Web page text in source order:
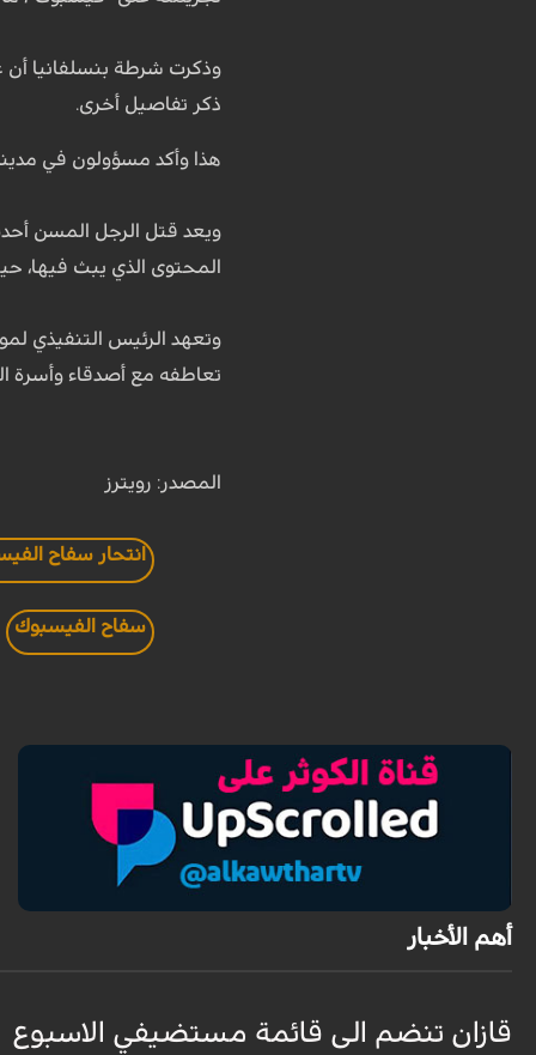
وذكرت شرطة بنسلفانيا أن
ذكر تفاصيل أخرى.
هذا وأكد مسؤولون في
ويعد قتل الرجل المسن
المحتوى الذي يبث فيها،
وتعهد الرئيس التنفيذي
تعاطفه مع أصدقاء وأسرة
المصدر: رويترز
انتحار سفاح
سفاح الفيسبوك
أهم الأخبار
قازان تنضم الى قائمة مستضيفي الاسبوع